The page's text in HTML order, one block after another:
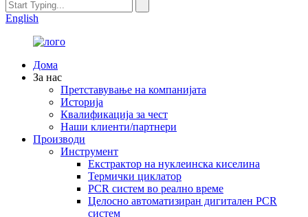
English
Дома
За нас
Претставување на компанијата
Историја
Квалификација за чест
Наши клиенти/партнери
Производи
Инструмент
Екстрактор на нуклеинска киселина
Термички циклатор
PCR систем во реално време
Целосно автоматизиран дигитален PCR
систем